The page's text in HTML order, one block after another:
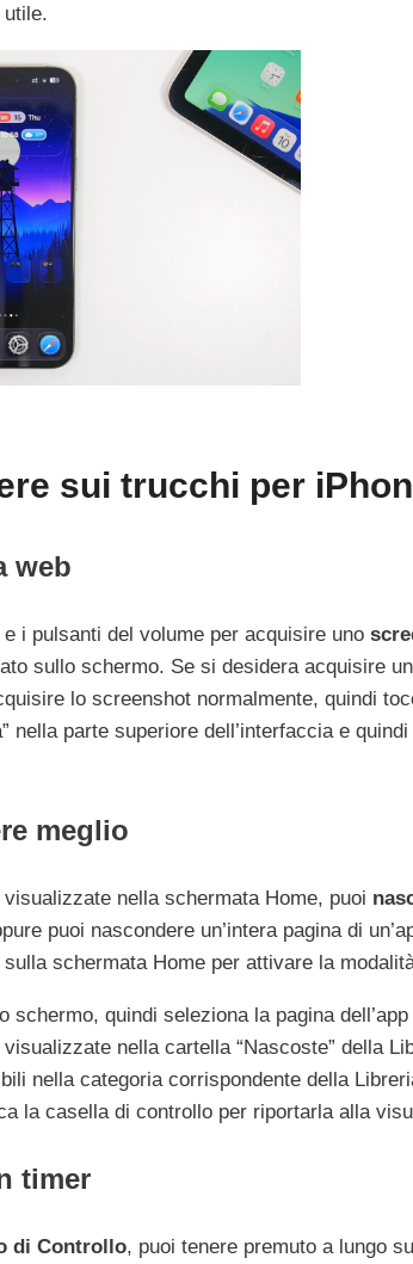
sui trucchi per
web
i pulsanti del volume per acquisire uno
sullo schermo. Se si desidera acquisire
lo screenshot normalmente, quindi
nella parte superiore dell’interfaccia e
meglio
nella schermata Home, puoi
puoi nascondere un’intera pagina di
sulla schermata Home per attivare la
schermo, quindi seleziona la pagina
nella cartella “Nascoste” della
nella categoria corrispondente della
la casella di controllo per riportarla alla
timer
di Controllo, puoi tenere premuto a lungo